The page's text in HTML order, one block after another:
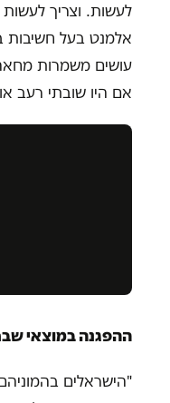
לעשות. וצריך
אלמנט בעל חשיבות
עושים משמרות
אם היו שובתי רעב
ההפגנה במוצאי
"הישראלים